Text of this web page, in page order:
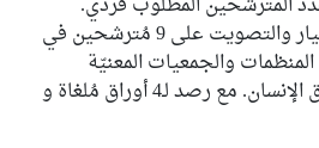
الإنتهاء مع الإختيار والتصويت على 9 مُترشحين في
والجمعيات المعنيّة
بالدفاع عن حقوق الإنسان. مع رصد لـ4 أوراق مُلغاة و